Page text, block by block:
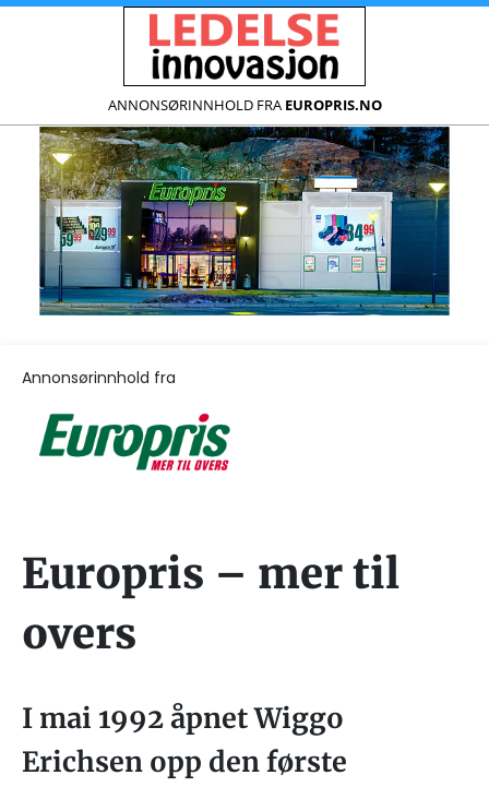
ANNONSØRINNHOLD FRA EUROPRIS.NO
Annonsørinnhold fra
Europris – mer til
overs
I mai 1992 åpnet Wiggo
Erichsen opp den første